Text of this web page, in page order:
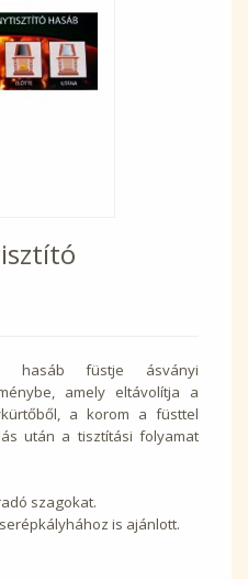
hasáb füstje ásványi
amely eltávolítja a
a korom a füsttel
után a tisztítási folyamat
szagokat.
is ajánlott.